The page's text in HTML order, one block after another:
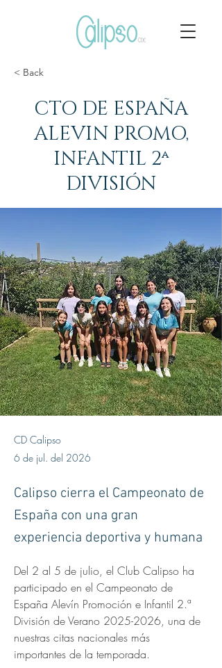
< Back
CTO DE ESPAÑA
ALEVIN PROMO,
INFANTIL 2ª
DIVISIÓN
CD Calipso
6 de jul. del 2026
Calipso cierra el Campeonato de
España con una gran
experiencia deportiva y humana
Del 2 al 5 de julio, el Club Calipso ha
participado en el Campeonato de
España Alevín Promoción e Infantil 2.ª
División de Verano 2025-2026, una de
nuestras citas nacionales más
importantes de la temporada.